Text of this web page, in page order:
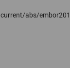
abs/